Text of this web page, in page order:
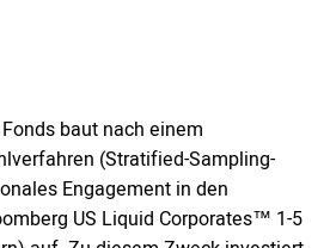
baut nach einem
(Stratified-Sampling-
Engagement in den
US Liquid Corporates™ 1-5